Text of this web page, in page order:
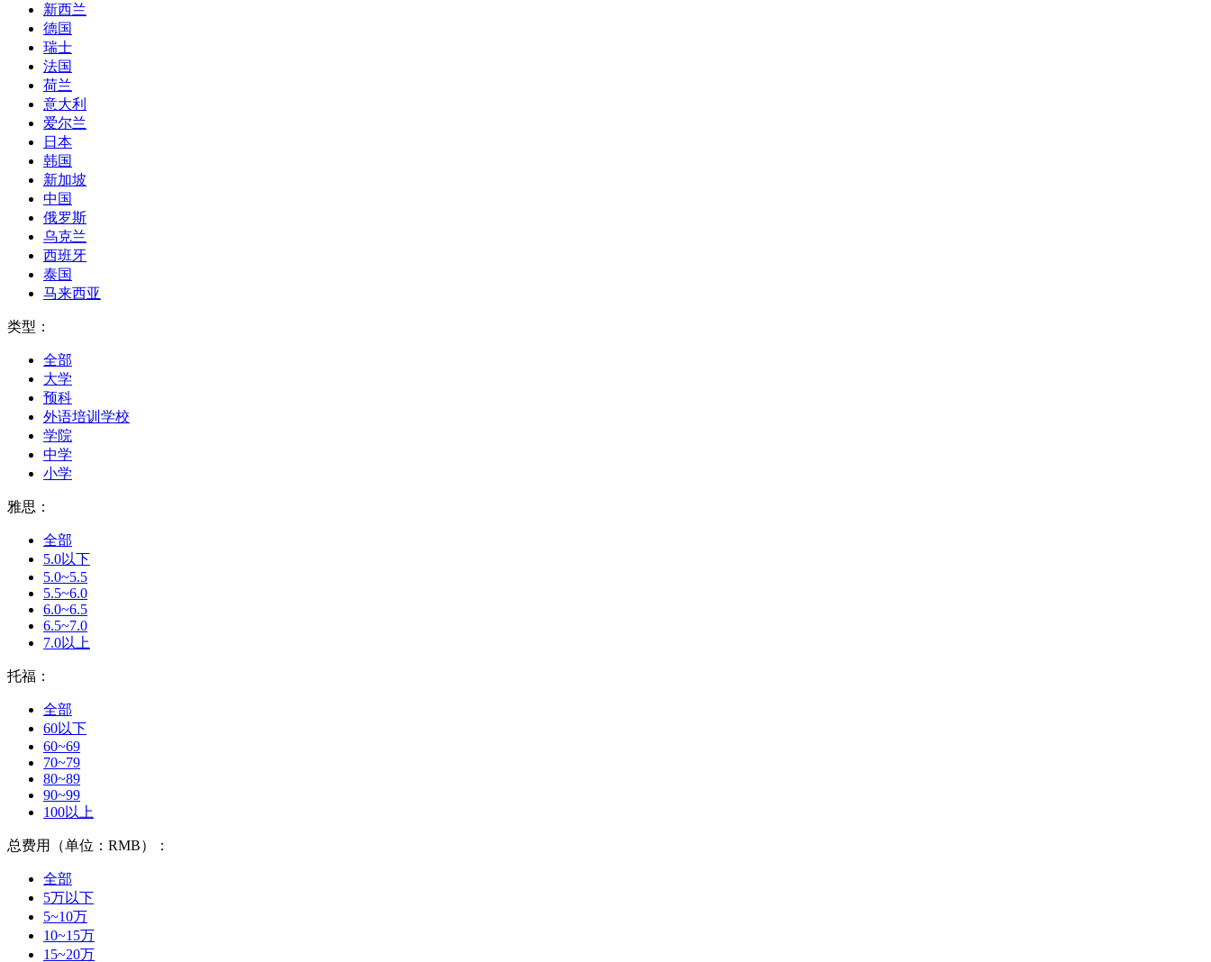
新西兰
德国
瑞士
法国
荷兰
意大利
爱尔兰
日本
韩国
新加坡
中国
俄罗斯
乌克兰
西班牙
泰国
马来西亚
类型：
全部
大学
预科
外语培训学校
学院
中学
小学
雅思：
全部
5.0以下
5.0~5.5
5.5~6.0
6.0~6.5
6.5~7.0
7.0以上
托福：
全部
60以下
60~69
70~79
80~89
90~99
100以上
总费用（单位：RMB）：
全部
5万以下
5~10万
10~15万
15~20万